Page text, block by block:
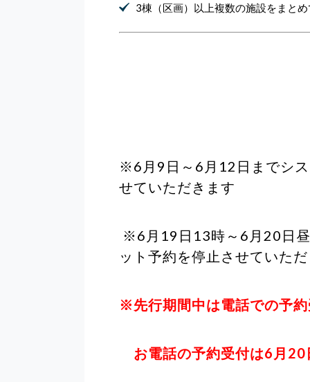
3棟（区画）以上複数の施設をまと
※6月9日～6月12日までシ
せていただきます
※6月19日13時～6月20日
ット予約を停止させていた
※先行期間中は電話での予
お電話の予約受付は6月20